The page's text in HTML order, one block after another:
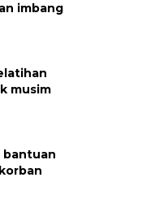
imbang
musim
bantuan